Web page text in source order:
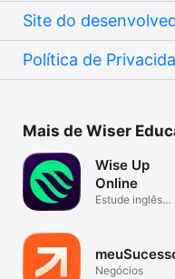
Site do
Política de
Mais de Wiser
Wise Up
Online
Estude inglês
Negócios